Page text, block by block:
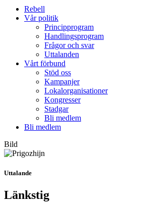
Rebell
Vår politik
Principprogram
Handlingsprogram
Frågor och svar
Uttalanden
Vårt förbund
Stöd oss
Kampanjer
Lokalorganisationer
Kongresser
Stadgar
Bli medlem
Bli medlem
Bild
Uttalande
Länkstig